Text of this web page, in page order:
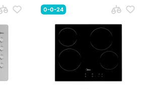
0-0-24